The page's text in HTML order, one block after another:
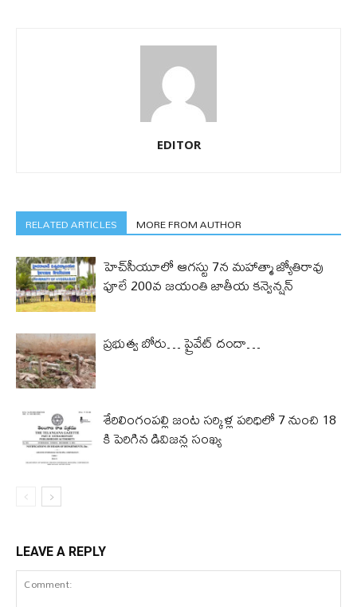
EDITOR
RELATED ARTICLES MORE FROM AUTHOR
హెచ్‌సీయూలో ఆగస్టు 7న మహాత్మా జ్యోతిరావు
పూలే 200వ జయంతి జాతీయ కన్వెన్షన్
ప్రభుత్వ బోరు… ప్రైవేట్ దందా…
శేరిలింగంపల్లి జంట సర్కిళ్ల పరిధిలో 7 నుంచి 18
కి పెరిగిన డివిజన్ల సంఖ్య
LEAVE A REPLY